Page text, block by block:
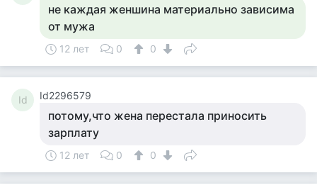
не каждая женшина материально зависима
от мужа
12 лет 0 0
Id Id2296579
потому,что жена перестала приносить
зарплату
12 лет 0 0